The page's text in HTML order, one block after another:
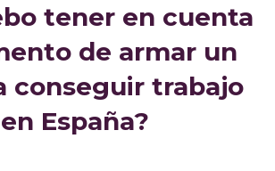
tener en cuenta
de armar un
conseguir trabajo
en España?